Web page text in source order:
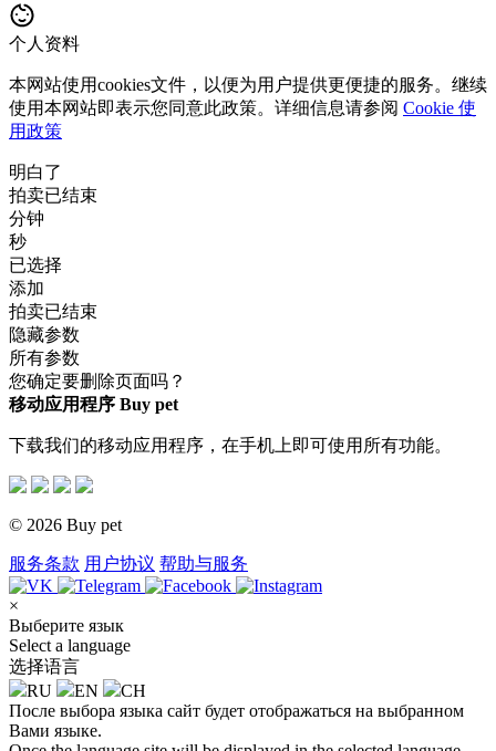
个人资料
本网站使用cookies文件，以便为用户提供更便捷的服务。继续
使用本网站即表示您同意此政策。详细信息请参阅 Cookie 使
用政策
明白了
拍卖已结束
分钟
秒
已选择
添加
拍卖已结束
隐藏参数
所有参数
您确定要删除页面吗？
移动应用程序 Buy pet
下载我们的移动应用程序，在手机上即可使用所有功能。
© 2026 Buy pet
服务条款 用户协议 帮助与服务
×
Выберите язык
Select a language
选择语言
RU
EN
CH
После выбора языка сайт будет отображаться на выбранном
Вами языке.